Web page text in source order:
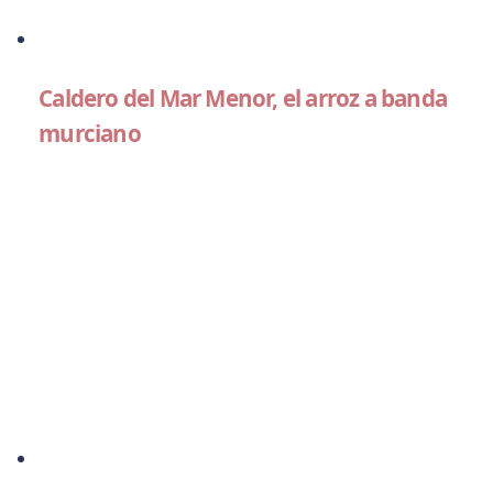
Caldero del Mar Menor, el arroz a banda
murciano